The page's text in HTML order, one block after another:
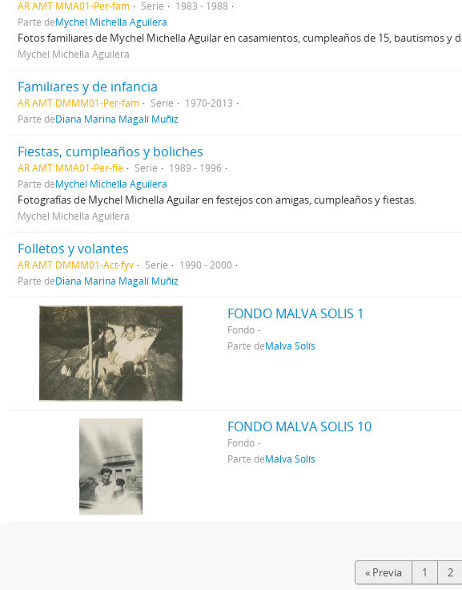
AR AMT MMA01-Per-fam Serie
1983 - 1988
Parte deMychel Michella Aguilera
Fotos familiares de Mychel Michella Aguilar en casamientos, cumpleaños de 15, bautismos y
Mychel Michella Aguilera
Familiares y de infancia
AR AMT DMMM01-Per-fam Serie
1970-2013
Parte deDiana Marina Magalí Muñíz
Fiestas, cumpleaños y boliches
AR AMT MMA01-Per-fie Serie
1989 - 1996
Parte deMychel Michella Aguilera
Fotografías de Mychel Michella Aguilar en festejos con amigas, cumpleaños y fiestas.
Mychel Michella Aguilera
Folletos y volantes
AR AMT DMMM01-Act-fyv Serie
1990 - 2000
Parte deDiana Marina Magalí Muñíz
FONDO MALVA SOLIS 1
Fondo
Parte deMalva Solís
FONDO MALVA SOLIS 10
Fondo
Parte deMalva Solís
« Previa 1 2